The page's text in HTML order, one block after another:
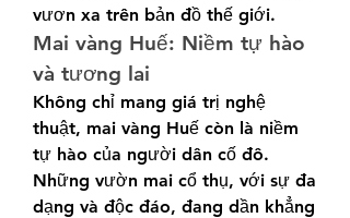
vươn xa trên bản đồ thế giới.
Mai vàng Huế: Niềm tự hào
và tương lai
Không chỉ mang giá trị nghệ
thuật, mai vàng Huế còn là niềm
tự hào của người dân cố đô.
Những vườn mai cổ thụ, với sự đa
dạng và độc đáo, đang dần khẳng